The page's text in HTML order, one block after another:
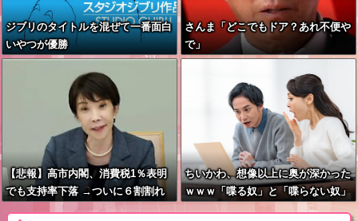
ジブリのタイトルを混ぜて一番面白
いやつが優勝
さんま「どこでもドア？あれ不便や
で」
【悲報】高市内閣、消費税1％表明
でも支持率下落 →ついに６割割れ
ちいかわ、想像以上に奥が深かった
ｗｗｗ「喋る奴」と「喋らない奴」
で人格に差がある模様